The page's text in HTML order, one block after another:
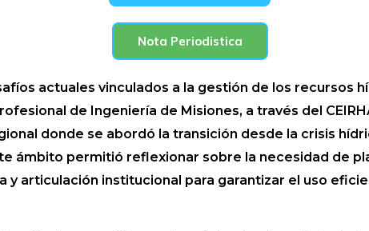
Nota Periodistica
actuales vinculados a la gestión de los recursos
de Ingeniería de Misiones, a través del
donde se abordó la transición desde la crisis
ámbito permitió reflexionar sobre la necesidad de
y articulación institucional para garantizar el uso